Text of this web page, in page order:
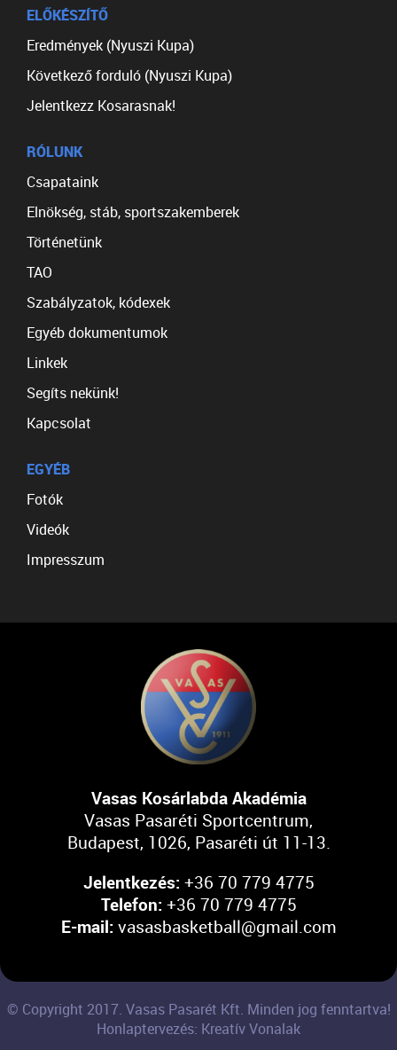
ELŐKÉSZÍTŐ
Eredmények (Nyuszi Kupa)
Következő forduló (Nyuszi Kupa)
Jelentkezz Kosarasnak!
RÓLUNK
Csapataink
Elnökség, stáb, sportszakemberek
Történetünk
TAO
Szabályzatok, kódexek
Egyéb dokumentumok
Linkek
Segíts nekünk!
Kapcsolat
EGYÉB
Fotók
Videók
Impresszum
Vasas Kosárlabda Akadémia
Vasas Pasaréti Sportcentrum,
Budapest, 1026, Pasaréti út 11-13.
Jelentkezés: +36 70 779 4775
Telefon: +36 70 779 4775
E-mail: vasasbasketball@gmail.com
© Copyright 2017. Vasas Pasarét Kft. Minden jog fenntartva!
Honlaptervezés: Kreatív Vonalak